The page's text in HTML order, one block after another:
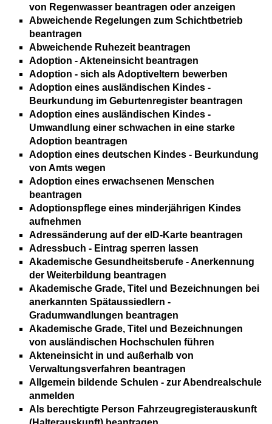
von Regenwasser beantragen oder anzeigen
Abweichende Regelungen zum Schichtbetrieb
beantragen
Abweichende Ruhezeit beantragen
Adoption - Akteneinsicht beantragen
Adoption - sich als Adoptiveltern bewerben
Adoption eines ausländischen Kindes -
Beurkundung im Geburtenregister beantragen
Adoption eines ausländischen Kindes -
Umwandlung einer schwachen in eine starke
Adoption beantragen
Adoption eines deutschen Kindes - Beurkundung
von Amts wegen
Adoption eines erwachsenen Menschen
beantragen
Adoptionspflege eines minderjährigen Kindes
aufnehmen
Adressänderung auf der eID-Karte beantragen
Adressbuch - Eintrag sperren lassen
Akademische Gesundheitsberufe - Anerkennung
der Weiterbildung beantragen
Akademische Grade, Titel und Bezeichnungen bei
anerkannten Spätaussiedlern -
Gradumwandlungen beantragen
Akademische Grade, Titel und Bezeichnungen
von ausländischen Hochschulen führen
Akteneinsicht in und außerhalb von
Verwaltungsverfahren beantragen
Allgemein bildende Schulen - zur Abendrealschule
anmelden
Als berechtigte Person Fahrzeugregisterauskunft